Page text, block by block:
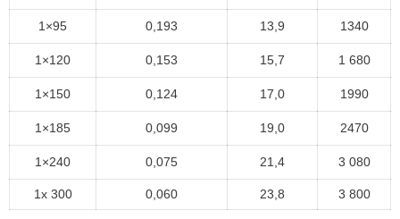
1×95 0,193 13,9 1340
1×120 0,153 15,7 1 680
1×150 0,124 17,0 1990
1×185 0,099 19,0 2470
1×240 0,075 21,4 3 080
1x 300 0,060 23,8 3 800